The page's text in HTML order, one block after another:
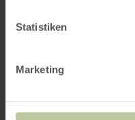
Statistiken
Marketing
Ökologische
20.09. -